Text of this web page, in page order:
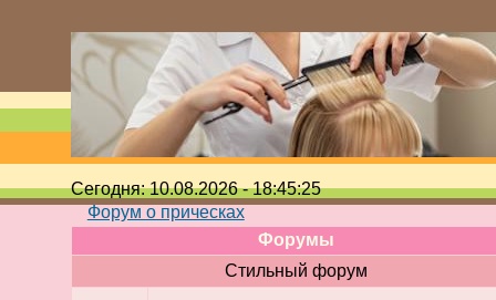
Сегодня: 10.08.2026 - 18:45:25
Форум о прическах
Форумы
Стильный форум